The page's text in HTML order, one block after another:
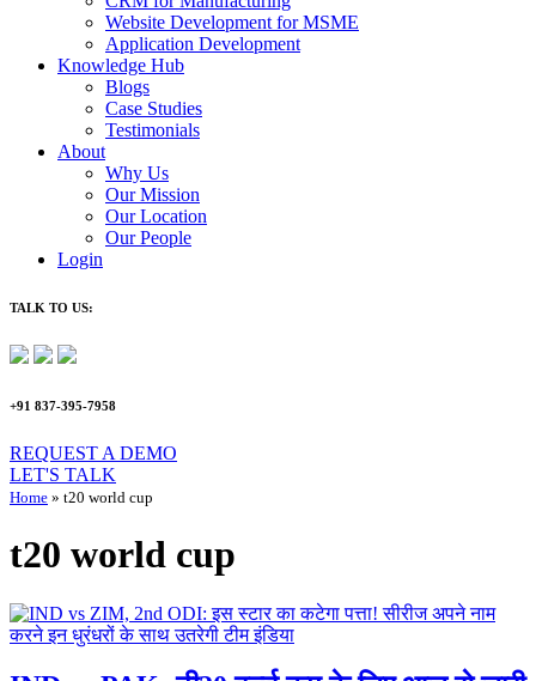
Website Development for MSME
Application Development
Knowledge Hub
Blogs
Case Studies
Testimonials
About
Why Us
Our Mission
Our Location
Our People
Login
TALK TO US:
+91 837-395-7958
REQUEST A DEMO​
LET'S TALK
Home » t20 world cup
t20 world cup